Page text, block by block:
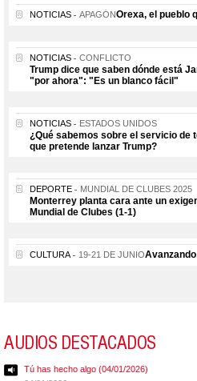
NOTICIAS APAGÓNOrexa, el pueblo
NOTICIAS CONFLICTO
Trump dice que saben dónde está
"por ahora": "Es un blanco fácil"
NOTICIAS ESTADOS UNIDOS
¿Qué sabemos sobre el servicio de
que pretende lanzar Trump?
DEPORTE MUNDIAL DE CLUBES 2025
Monterrey planta cara ante un
Mundial de Clubes (1-1)
CULTURA 19-21 DE JUNIO
AUDIOS DESTACADOS
Tú has hecho algo (04/01/2026)